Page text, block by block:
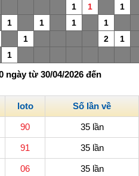
1 1
1
1 1 1
1
1 2
1
1
ngày từ 30/04/2026 đến
loto Số lần về
90 35 lần
91 35 lần
06 35 lần